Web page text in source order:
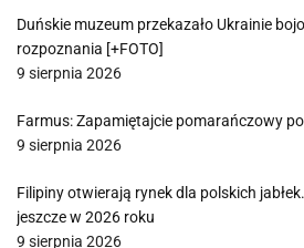
Duńskie muzeum przekazało Ukrainie
rozpoznania [+FOTO]
9 sierpnia 2026
Farmus: Zapamiętajcie pomarańczowy
9 sierpnia 2026
Filipiny otwierają rynek dla polskich
jeszcze w 2026 roku
9 sierpnia 2026